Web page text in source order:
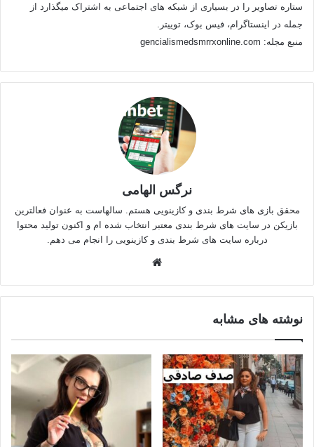
ستاره تصاویر را در بسیاری از شبکه های‌ اجتماعی به اشتراک میگذارد از
جمله در اینستاگرام، فیس بوک، توییتر.
منبع مجله: gencialismedsmrrxonline.com
نرگس الهامی
محقق بازی های شرط بندی و کازینویی هستم. سالهاست به عنوان فعالترین
بازیکن در سایت های شرط بندی معتبر انتخاب شده ام و اکنون تولید محتوا
درباره سایت های شرط بندی و کازینویی را انجام می دهم.
نوشته های مشابه